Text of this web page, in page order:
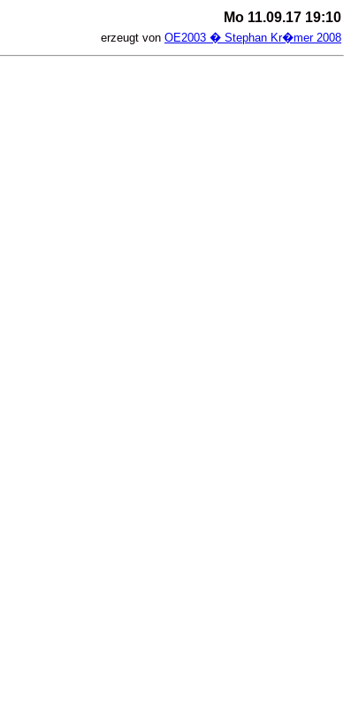
Mo 11.09.17 19:10
erzeugt von OE2003 � Stephan Kr�mer 2008